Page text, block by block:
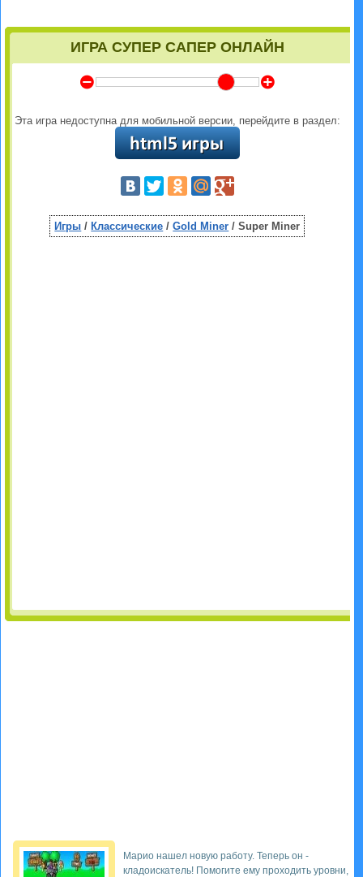
ИГРА СУПЕР САПЕР ОНЛАЙН
Y Z
Эта игра недоступна для мобильной версии, перейдите в раздел:
Игры / Классические /Gold Miner / Super Miner
Марио нашел новую работу. Теперь он -
кладоискатель! Помогите ему проходить уровни,